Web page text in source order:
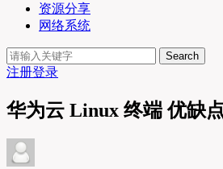
资源分享
网络系统
Search
注册登录
华为云 Linux 终端 优缺